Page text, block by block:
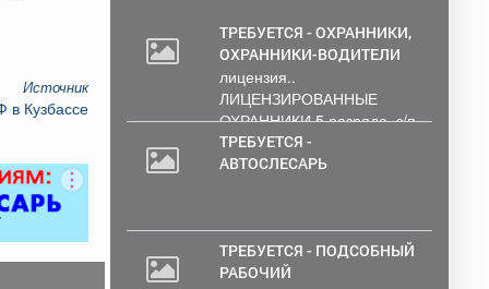
Источник
в Кузбассе
ТРЕБУЕТСЯ - ОХРАННИКИ,
ОХРАННИКИ-ВОДИТЕЛИ
лицензия..
ЛИЦЕНЗИРОВАННЫЕ
ОХРАННИКИ 5 разряда, з/п
от 33000 руб. 6...
ТРЕБУЕТСЯ -
АВТОСЛЕСАРЬ
ТРЕБУЕТСЯ - ПОДСОБНЫЙ
РАБОЧИЙ